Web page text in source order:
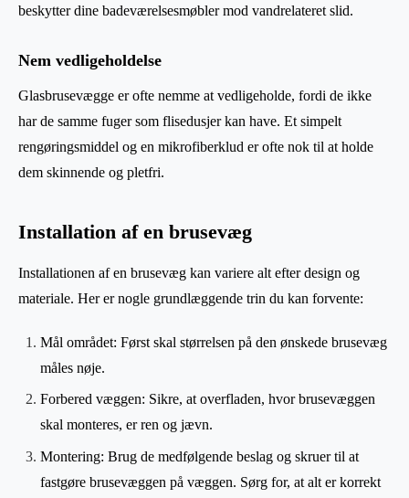
beskytter dine badeværelsesmøbler mod vandrelateret slid.
Nem vedligeholdelse
Glasbrusevægge er ofte nemme at vedligeholde, fordi de ikke
har de samme fuger som flisedusjer kan have. Et simpelt
rengøringsmiddel og en mikrofiberklud er ofte nok til at holde
dem skinnende og pletfri.
Installation af en brusevæg
Installationen af en brusevæg kan variere alt efter design og
materiale. Her er nogle grundlæggende trin du kan forvente:
Mål området: Først skal størrelsen på den ønskede brusevæg
måles nøje.
Forbered væggen: Sikre, at overfladen, hvor brusevæggen
skal monteres, er ren og jævn.
Montering: Brug de medfølgende beslag og skruer til at
fastgøre brusevæggen på væggen. Sørg for, at alt er korrekt